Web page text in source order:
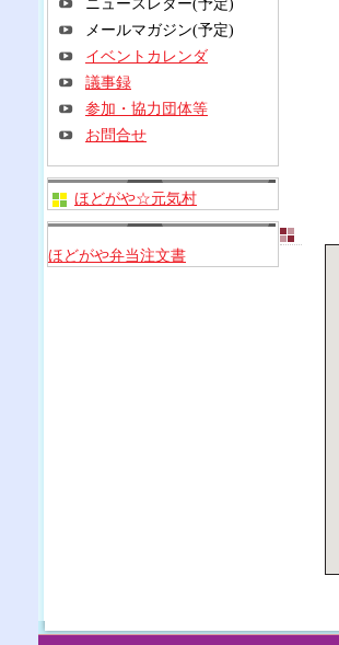
メールマガジン(予定)
イベントカレンダ
議事録
参加・協力団体等
お問合せ
ほどがや☆元気村
ほどがや弁当注文書